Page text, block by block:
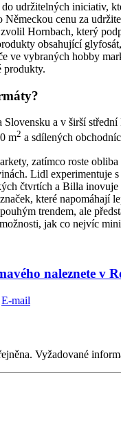
udržitelných iniciativ,
cenu za
Hornbach, který
obsahující
ve vybraných hobby
produkty.
a v širší
m2 a sdílených
zatímco roste
Lidl experimentuje
čtvrtích a Billa
které
trendem, ale
jak co nejvíc
naleznete v
E-mail
Vyžadované